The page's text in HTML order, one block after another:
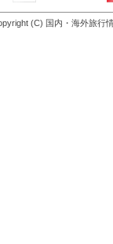
(C) 国内・海外旅行